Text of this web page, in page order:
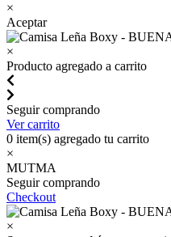
×
Aceptar
×
Producto agregado a carrito
Seguir comprando
Ver carrito
0 item(s) agregado tu carrito
×
MUTMA
Seguir comprando
Checkout
×